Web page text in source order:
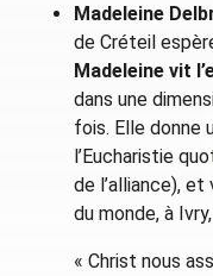
Madeleine
de Créteil
Madeleine vit
dans une
fois. Elle donne
l’Eucharistie
de l’alliance),
du monde, à
« Christ nous